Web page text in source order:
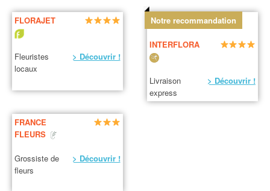
FLORAJET
Fleuristes
locaux
> Découvrir !
Notre recommandation
INTERFLORA
Livraison
express
> Découvrir !
FRANCE
FLEURS
Grossiste de
fleurs
> Découvrir !